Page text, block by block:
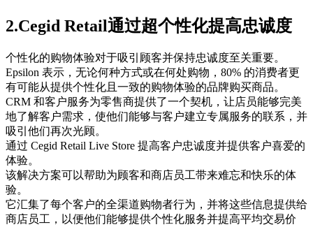
2.Cegid Retail通过超个性化提高忠诚度
个性化的购物体验对于吸引顾客并保持忠诚度至关重要。
Epsilon 表示，无论何种方式或在何处购物，80% 的消费者更
有可能从提供个性化且一致的购物体验的品牌购买商品。
CRM 和客户服务为零售商提供了一个契机，让店员能够完美
地了解客户需求，使他们能够与客户建立专属服务的联系，并
吸引他们再次光顾。
通过 Cegid Retail Live Store 提高客户忠诚度并提供客户喜爱的
体验。
该解决方案可以帮助为顾客和商店员工带来难忘和快乐的体
验。
它汇集了每个客户的全渠道购物者行为，并将这些信息提供给
商店员工，以便他们能够提供个性化服务并提高平均交易价